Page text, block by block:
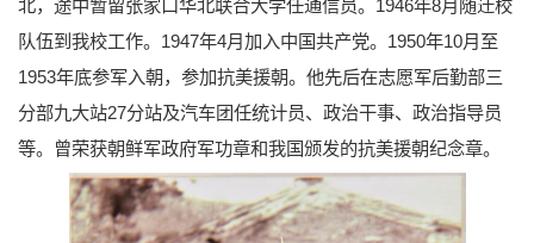
北，途中暂留张家口华北联合大学任通信员。1946年8月随迁校
队伍到我校工作。1947年4月加入中国共产党。1950年10月至
1953年底参军入朝，参加抗美援朝。他先后在志愿军后勤部三
分部九大站27分站及汽车团任统计员、政治干事、政治指导员
等。曾荣获朝鲜军政府军功章和我国颁发的抗美援朝纪念章。